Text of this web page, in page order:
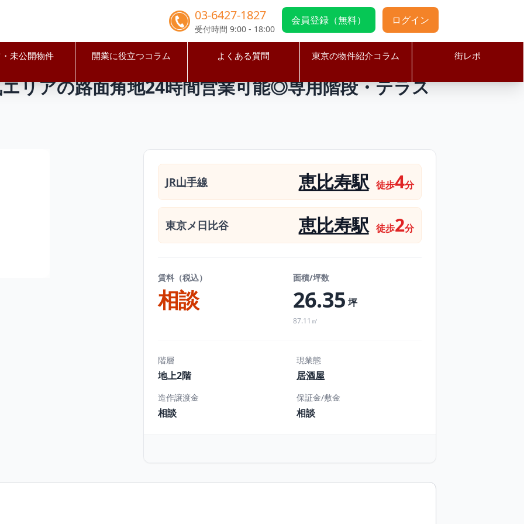
03-6427-1827
受付時間 9:00 - 18:00
会員登録（無料） ログイン
未公開物件 開業に役立つコラム よくある質問 東京の物件紹介コラム 街レポ
恵比寿駅 恵比寿駅徒歩2分♪人気エリアの路面角地24時間営業可能◎専用階段・テラス付き居抜き物件
リアの路面角地24時間営業可能◎専用階段・テラス
JR山手線 恵比寿駅 徒歩4分
東京メ日比谷 恵比寿駅 徒歩2分
賃料（税込）
相談
面積/坪数
26.35 坪
87.11㎡
階層
地上2階
現業態
居酒屋
造作譲渡金
相談
保証金/敷金
相談